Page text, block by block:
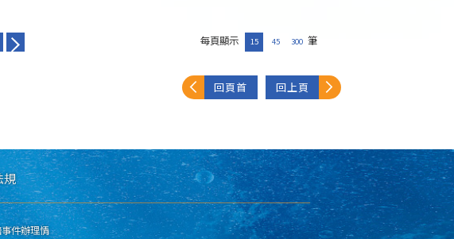
每頁顯示 15 45 300 筆
回頁首 回上頁
規
件辦理情